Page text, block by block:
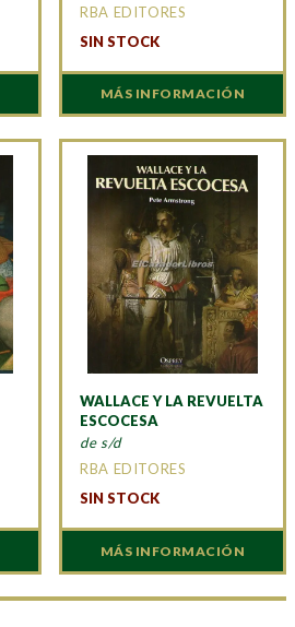
RBA EDITORES
SIN STOCK
MÁS INFORMACIÓN
WALLACE Y LA REVUELTA
ESCOCESA
de s/d
RBA EDITORES
SIN STOCK
MÁS INFORMACIÓN